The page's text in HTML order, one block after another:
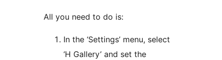
All you need to do is:
In the ‘Settings’ menu, select
‘H Gallery’ and set the